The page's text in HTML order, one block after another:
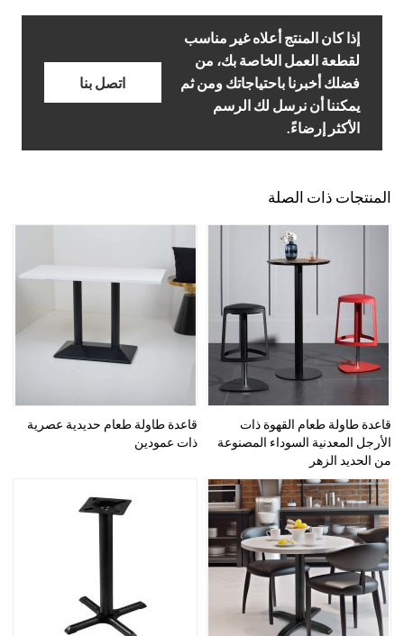
إذا كان المنتج أعلاه غير مناسب
لقطعة العمل الخاصة بك، من
فضلك أخبرنا باحتياجاتك ومن ثم
يمكننا أن نرسل لك الرسم
الأكثر إرضاءً.
اتصل بنا
المنتجات ذات الصلة
قاعدة طاولة طعام القهوة ذات
الأرجل المعدنية السوداء المصنوعة
من الحديد الزهر
قاعدة طاولة طعام حديدية عصرية
ذات عمودين